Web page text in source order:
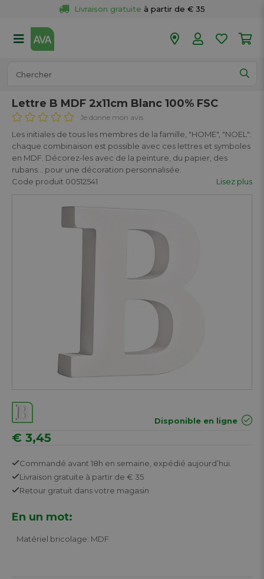
Livraison gratuite à partir de € 35
50 magasins
Lettre B MDF 2x11cm Blanc 100% FSC
Je donne mon avis
Les initiales de tous les membres de la famille, "HOME", "NOEL":
chaque combinaison est possible avec ces lettres et symboles
en MDF. Décorez-les avec de la peinture, du papier, des
rubans… pour une décoration personnalisée.
Code produit 00512541
Lisez plus
Disponible en ligne
€ 3,45
Commandé avant 18h en semaine, expédié aujourd’hui.
Livraison gratuite à partir de € 35
Retour gratuit dans votre magasin
En un mot:
Matériel bricolage: MDF